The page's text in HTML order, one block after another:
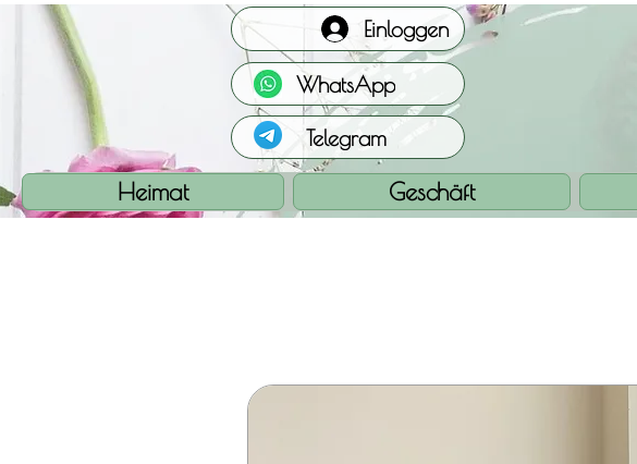
Einloggen
WhatsApp
Telegram
Heimat Geschäft